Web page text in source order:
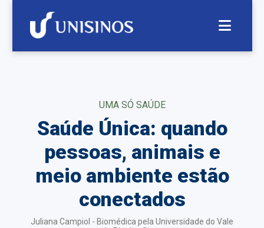
UMA SÓ SAÚDE
Saúde Única: quando
pessoas, animais e
meio ambiente estão
conectados
Juliana Campiol - Biomédica pela Universidade do Vale